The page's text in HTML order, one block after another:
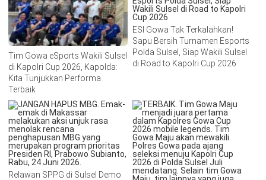
Tim Gowa eSports Wakili Sulsel
di Kapolri Cup 2026, Kapolda:
Kita Tunjukkan Performa
Terbaik
ESI Gowa Tak Terkalahkan!
Sapu Bersih Turnamen Esports
Polda Sulsel, Siap Wakili Sulsel
di Road to Kapolri Cup 2026
Relawan SPPG di Sulsel Demo